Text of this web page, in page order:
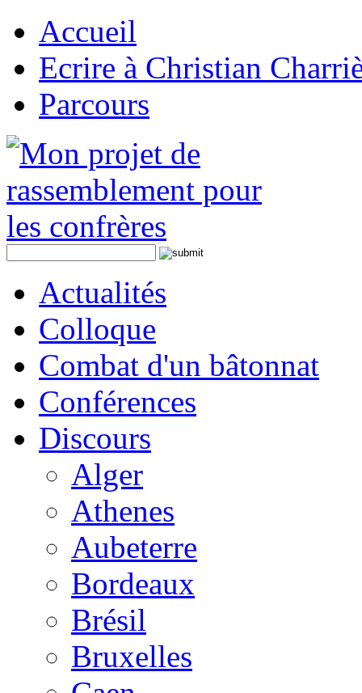
Accueil
Ecrire à Christian
Parcours
Actualités
Colloque
Combat d'un bâtonnat
Conférences
Discours
Alger
Athenes
Aubeterre
Bordeaux
Brésil
Bruxelles